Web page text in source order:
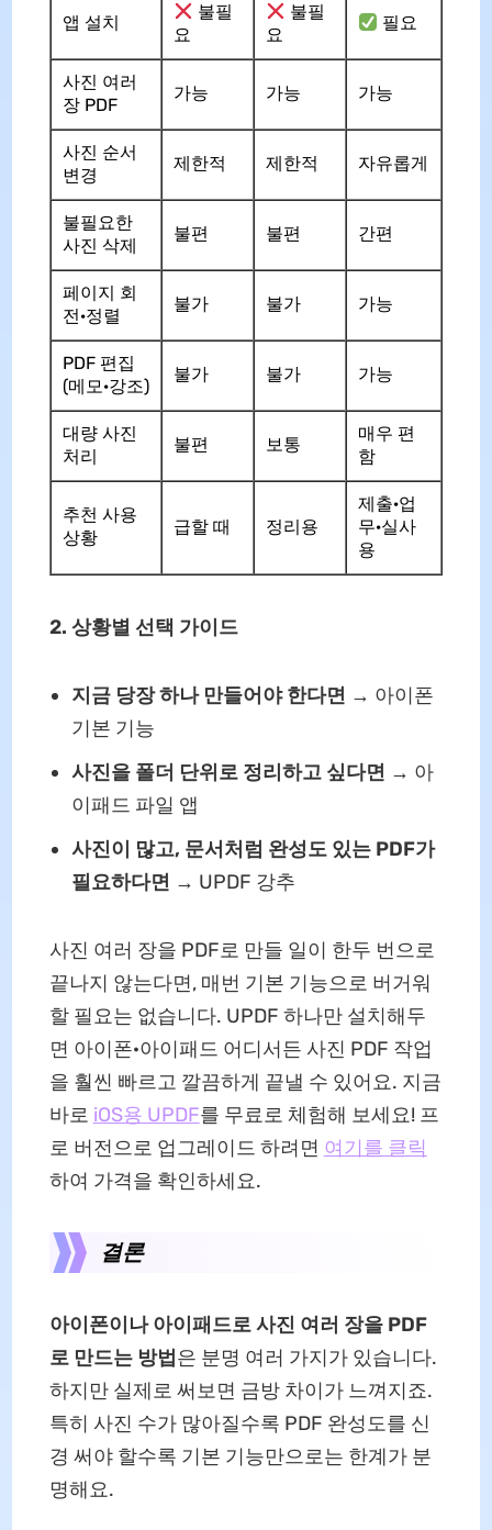
앱 설치
불필
요
불필
요
필요
사진 여러
장 PDF
가능 가능 가능
사진 순서
변경
제한적 제한적 자유롭게
불필요한
사진 삭제
불편 불편 간편
페이지 회
전·정렬
불가 불가 가능
PDF 편집
(메모·강조)
불가 불가 가능
대량 사진
처리
불편 보통
매우 편
함
추천 사용
상황
급할 때 정리용
제출·업
무·실사
용
2. 상황별 선택 가이드
지금 당장 하나 만들어야 한다면 → 아이폰
기본 기능
사진을 폴더 단위로 정리하고 싶다면 → 아
이패드 파일 앱
사진이 많고, 문서처럼 완성도 있는 PDF가
필요하다면 → UPDF 강추
사진 여러 장을 PDF로 만들 일이 한두 번으로
끝나지 않는다면, 매번 기본 기능으로 버거워
할 필요는 없습니다. UPDF 하나만 설치해두
면 아이폰·아이패드 어디서든 사진 PDF 작업
을 훨씬 빠르고 깔끔하게 끝낼 수 있어요. 지금
바로 iOS용 UPDF를 무료로 체험해 보세요! 프
로 버전으로 업그레이드 하려면 여기를 클릭
하여 가격을 확인하세요.
결론
아이폰이나 아이패드로 사진 여러 장을 PDF
로 만드는 방법 은 분명 여러 가지가 있습니다.
하지만 실제로 써보면 금방 차이가 느껴지죠.
특히 사진 수가 많아질수록 PDF 완성도를 신
경 써야 할수록 기본 기능만으로는 한계가 분
명해요.